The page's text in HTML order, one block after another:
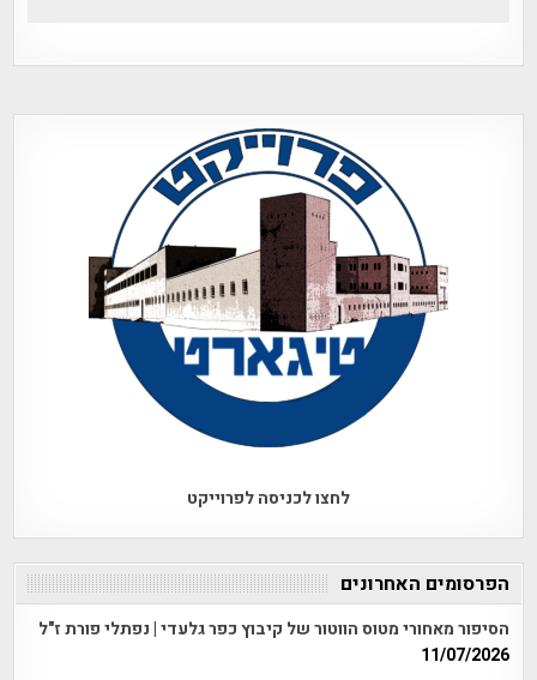
לחצו לכניסה לפרוייקט
הפרסומים האחרונים
הסיפור מאחורי מטוס הווטור של קיבוץ כפר גלעדי | נפתלי פורת ז"ל
11/07/2026